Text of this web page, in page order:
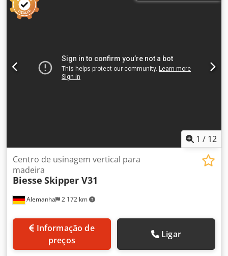
1 / 12
Alemanha 2 172 km
Centro de usinagem vertical para
madeira
Biesse Skipper V31
preços
Ligar